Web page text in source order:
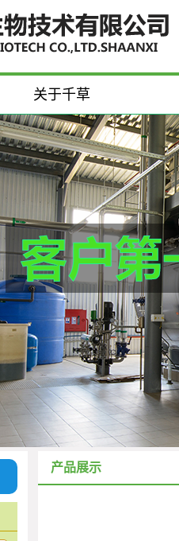
关于千草
产品展示